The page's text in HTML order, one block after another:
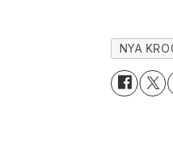
NYA